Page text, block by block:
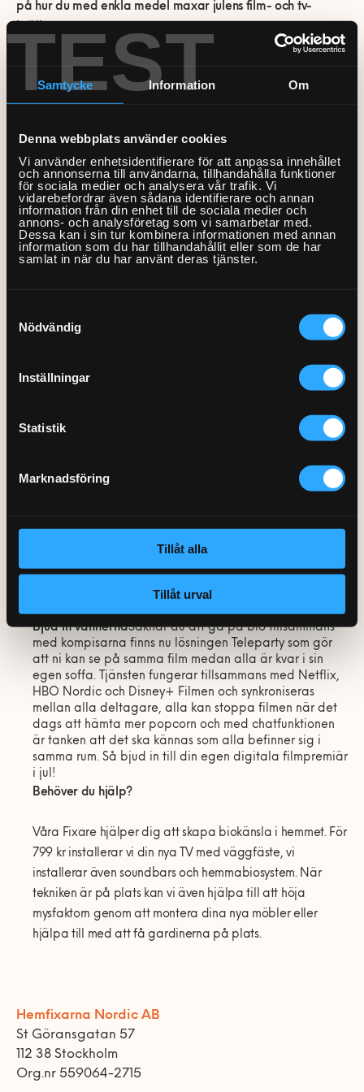
TEST
Samtycke Information Om
Denna webbplats använder cookies
Vi använder enhetsidentifierare för att anpassa innehållet
och annonserna till användarna, tillhandahålla funktioner
för sociala medier och analysera vår trafik. Vi
vidarebefordrar även sådana identifierare och annan
information från din enhet till de sociala medier och
annons- och analysföretag som vi samarbetar med.
Dessa kan i sin tur kombinera informationen med annan
information som du har tillhandahållit eller som de har
samlat in när du har använt deras tjänster.
Nödvändig
Inställningar
Statistik
Marknadsföring
Tillåt alla
Tillåt urval
Utomhusinstallationer
Var finns vi?
Fakta om RUT- och ROT-avdraget
Våra Fixare
0770-220 720
Kundservice
på hur du med enkla medel maxar julens film- och tv-
Boka en Fixare »
Placera TV:n i rätt höjdBilden är förstås avgörande för
att skapa en härlig filmupplevelse. Har du inte
obegränsad budget att investera i en ny TV kan du
börja med att placera din befintliga i rätt höjd. Många
placerar TV:n för högt och då blir bilden inte optimal.
Sätt dig i soffan och titta rakt fram, blunda och öppna
ögonen punkten du ser ska vara i mitten av bilden.
Skapa en bättre ljudupplevelse En bättre
av tjocka mattor, gardiner, kuddar och andra textilier.
Extra mysig känsla i rummet får du på köpet!
hemmabiosystem. I takt med att våra TV-apparater blivit
enkelt sätt att förbättra ljudet är att installera en
riktig biokänsla är det ändå ett hemmabiosystem med
surroundljud ljud du behöver. Flera högtalare strategiskt
placerade gör att det känns som att du hamnar mitt i
händelsernas centrum.
Bjud in vännernaSaknar du att gå på bio tillsammans
med kompisarna finns nu lösningen Teleparty som gör
att ni kan se på samma film medan alla är kvar i sin
egen soffa. Tjänsten fungerar tillsammans med Netflix,
HBO Nordic och Disney+ Filmen och synkroniseras
mellan alla deltagare, alla kan stoppa filmen när det
dags att hämta mer popcorn och med chatfunktionen
är tanken att det ska kännas som alla befinner sig i
samma rum. Så bjud in till din egen digitala filmpremiär
i jul!
Behöver du hjälp?
Våra Fixare hjälper dig att skapa biokänsla i hemmet. För
799 kr installerar vi din nya TV med väggfäste, vi
installerar även soundbars och hemmabiosystem. När
tekniken är på plats kan vi även hjälpa till att höja
mysfaktorn genom att montera dina nya möbler eller
hjälpa till med att få gardinerna på plats.
Hemfixarna Nordic AB
St Göransgatan 57
112 38 Stockholm
Org.nr 559064-2715